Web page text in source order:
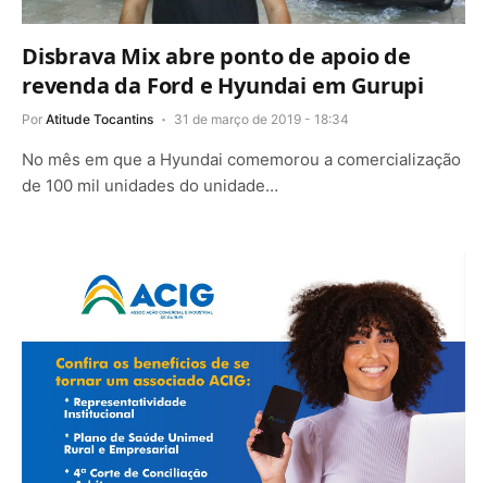
Disbrava Mix abre ponto de apoio de
revenda da Ford e Hyundai em Gurupi
Por Atitude Tocantins 31 de março de 2019 - 18:34
No mês em que a Hyundai comemorou a comercialização
de 100 mil unidades do unidade…